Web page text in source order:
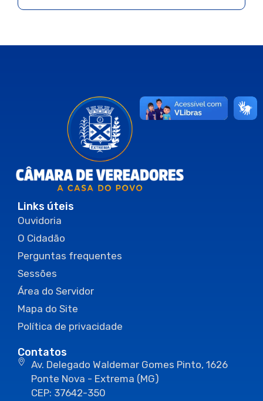
Links úteis
Ouvidoria
O Cidadão
Perguntas frequentes
Sessões
Área do Servidor
Mapa do Site
Política de privacidade
Contatos
Av. Delegado Waldemar Gomes Pinto, 1626
Ponte Nova - Extrema (MG)
CEP: 37642-350